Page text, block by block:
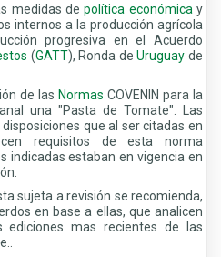
medidas depolítica económica y
internos a la producción agrícola
progresiva en el Acuerdo
(GATT), Ronda deUruguay de
de las Normas COVENIN para la
una "Pasta de Tomate". Las
que al ser citadas en
requisitos de esta norma
indicadas estaban en vigencia en
sujeta a revisión se recomienda,
en base a ellas, que analicen
ediciones mas recientes de las